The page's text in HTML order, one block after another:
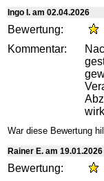
Ingo I. am 02.04.2026
Bewertung:
Kommentar:
War diese Bewertung
Rainer E. am 19.01.2026
Bewertung: